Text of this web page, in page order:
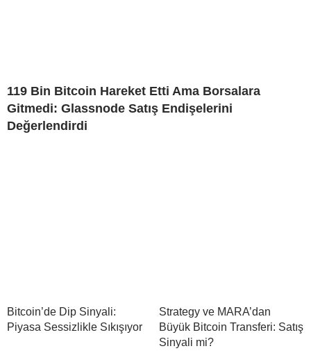
119 Bin Bitcoin Hareket Etti Ama Borsalara
Gitmedi: Glassnode Satış Endişelerini
Değerlendirdi
Bitcoin’de Dip Sinyali:
Piyasa Sessizlikle Sıkışıyor
Strategy ve MARA’dan
Büyük Bitcoin Transferi: Satış
Sinyali mi?